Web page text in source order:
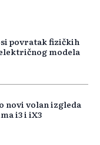
povratak fizičkih
modela
novi volan izgleda
i3 i iX3